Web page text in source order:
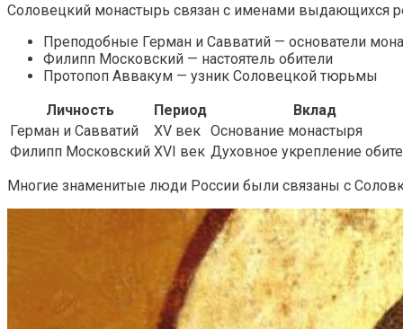
Соловецкий монастырь связан с именами выдающихся
Преподобные Герман и Савватий — основатели
Филипп Московский — настоятель обители
Протопоп Аввакум — узник Соловецкой тюрьмы
Личность
Период
Вклад
Герман и Савватий
XV век Основание монастыря
Филипп Московский XVI век Духовное укрепление
Многие знаменитые люди России были связаны с